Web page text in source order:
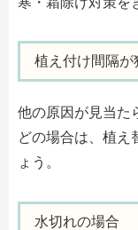
植え付け間隔が
他の原因が見当た
どの場合は、植え
ょう。
水切れの場合